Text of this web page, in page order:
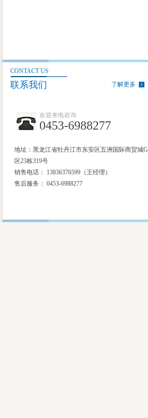
CONTACT US
联系我们 了解更多
欢迎来电咨询
0453-6988277
地址：黑龙江省牡丹江市东安区五洲国际商贸城G
区23栋319号
销售电话： 13836376599（王经理）
售后服务： 0453-6988277